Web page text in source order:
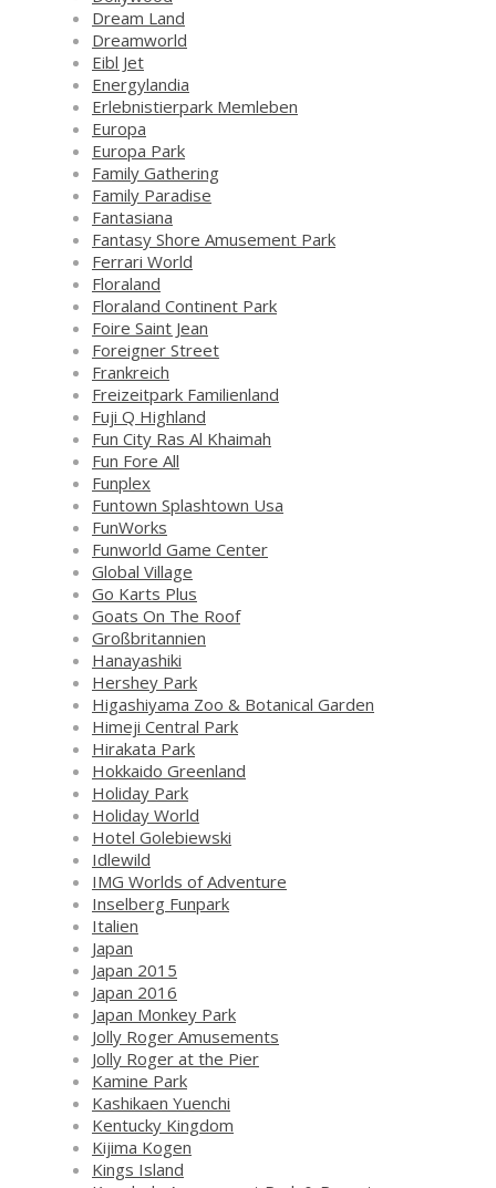
Dream Land
Dreamworld
Eibl Jet
Energylandia
Erlebnistierpark Memleben
Europa
Europa Park
Family Gathering
Family Paradise
Fantasiana
Fantasy Shore Amusement Park
Ferrari World
Floraland
Floraland Continent Park
Foire Saint Jean
Foreigner Street
Frankreich
Freizeitpark Familienland
Fuji Q Highland
Fun City Ras Al Khaimah
Fun Fore All
Funplex
Funtown Splashtown Usa
FunWorks
Funworld Game Center
Global Village
Go Karts Plus
Goats On The Roof
Großbritannien
Hanayashiki
Hershey Park
Higashiyama Zoo & Botanical Garden
Himeji Central Park
Hirakata Park
Hokkaido Greenland
Holiday Park
Holiday World
Hotel Golebiewski
Idlewild
IMG Worlds of Adventure
Inselberg Funpark
Italien
Japan
Japan 2015
Japan 2016
Japan Monkey Park
Jolly Roger Amusements
Jolly Roger at the Pier
Kamine Park
Kashikaen Yuenchi
Kentucky Kingdom
Kijima Kogen
Kings Island